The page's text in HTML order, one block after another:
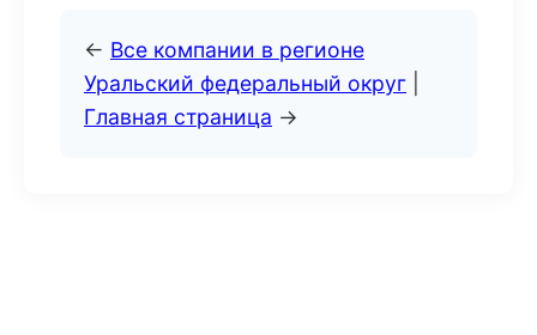
← Все компании в регионе
Уральский федеральный округ
Главная страница →